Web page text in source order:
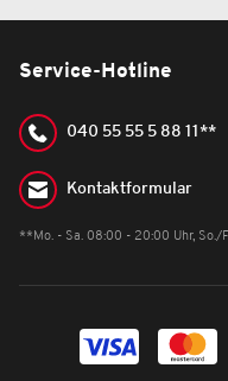
Service-Hotline
040 55 55 5 88 11**
Kontaktformular
**Mo. - Sa. 08:00 - 20:00 Uhr, So./